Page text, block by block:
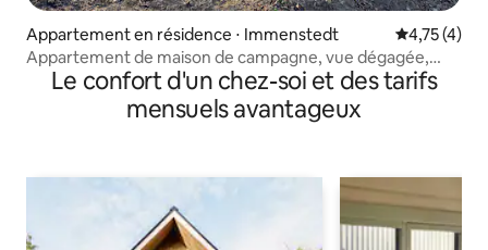
Appartement en résidence ⋅ Immenstedt Évaluation
4,75 (4)
Appartement de maison de campagne, vue dégagée,
nature et proximité de la mer du Nord
Le confort d'un chez-soi et des tarifs
mensuels avantageux